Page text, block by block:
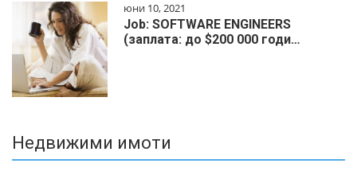
юни 10, 2021
Job: SOFTWARE ENGINEERS
(заплата: до $200 000 годи…
Недвижими имоти